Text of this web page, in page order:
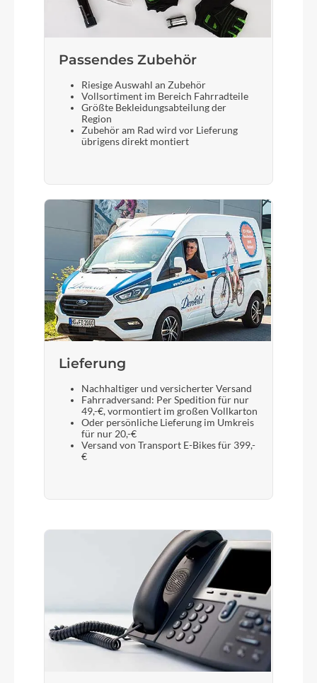
Passendes Zubehör
Riesige Auswahl an Zubehör
Vollsortiment im Bereich Fahrradteile
Größte Bekleidungsabteilung der
Region
Zubehör am Rad wird vor Lieferung
übrigens direkt montiert
Lieferung
Nachhaltiger und versicherter Versand
Fahrradversand: Per Spedition für nur
49,-€, vormontiert im großen Vollkarton
Oder persönliche Lieferung im Umkreis
für nur 20,-€
Versand von Transport E-Bikes für 399,-
€